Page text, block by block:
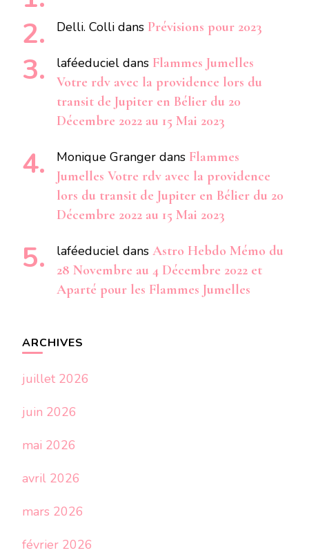
Delli. Colli dans Prévisions pour 2023
laféeduciel dans Flammes Jumelles
Votre rdv avec la providence lors du
transit de Jupiter en Bélier du 20
Décembre 2022 au 15 Mai 2023
Monique Granger dans Flammes
Jumelles Votre rdv avec la providence
lors du transit de Jupiter en Bélier du 20
Décembre 2022 au 15 Mai 2023
laféeduciel dans Astro Hebdo Mémo du
28 Novembre au 4 Décembre 2022 et
Aparté pour les Flammes Jumelles
ARCHIVES
juillet 2026
juin 2026
mai 2026
avril 2026
mars 2026
février 2026